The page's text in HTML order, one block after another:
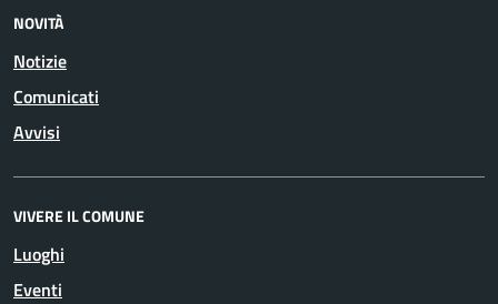
NOVITÀ
Notizie
Comunicati
Avvisi
VIVERE IL COMUNE
Luoghi
Eventi